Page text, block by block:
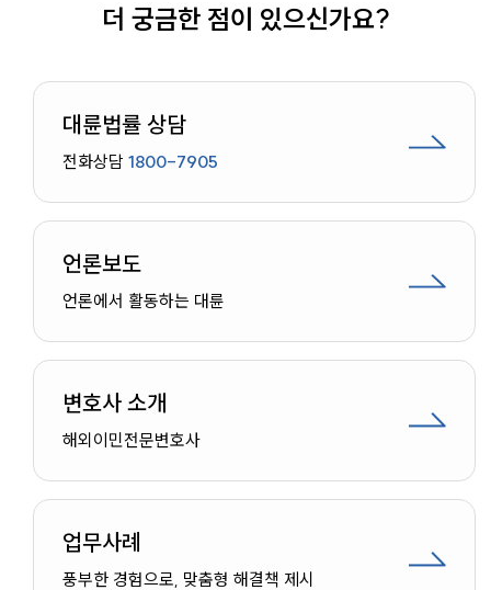
만화로 보는 사례
더 궁금한 점이 있으신가요?
대륜법률 상담
전화상담 1800-7905
언론보도
언론에서 활동하는 대륜
변호사 소개
해외이민전문변호사
업무사례
풍부한 경험으로, 맞춤형 해결책 제시